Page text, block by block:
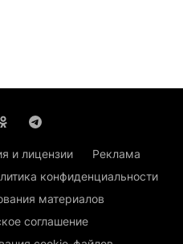
и лицензии
Реклама
конфиденциальности
материалов
соглашение